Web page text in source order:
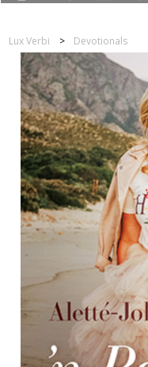
Lux Verbi Devotionals